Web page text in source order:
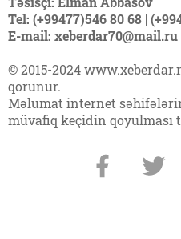
Tel: (+99477)546 80 68 |
E-mail: xeberdar70@mail.ru
© 2015-2024
qorunur.
Məlumat internet
müvafiq keçidin qoyulması